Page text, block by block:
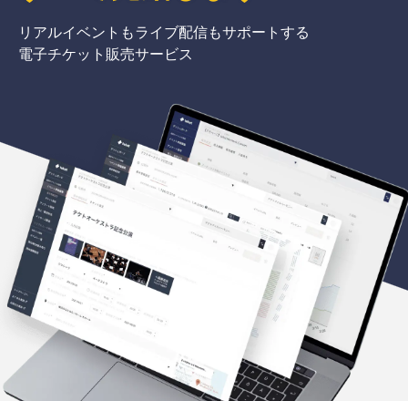
リアルイベントもライブ配信もサポートする
電子チケット販売サービス